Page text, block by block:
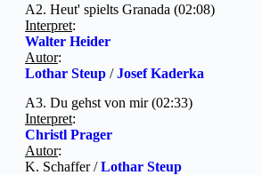
A2. Heut' spielts Granada (02:08)
Interpret:
Walter Heider
Autor:
Lothar Steup /Josef Kaderka
A3. Du gehst von mir (02:33)
Interpret:
Christl Prager
Autor:
K. Schaffer /Lothar Steup